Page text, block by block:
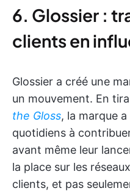
6. Glossier :
clients en
Glossier a créé une
un mouvement. En
the Gloss, la marque
quotidiens à
avant même leur
la place sur les
clients, et pas